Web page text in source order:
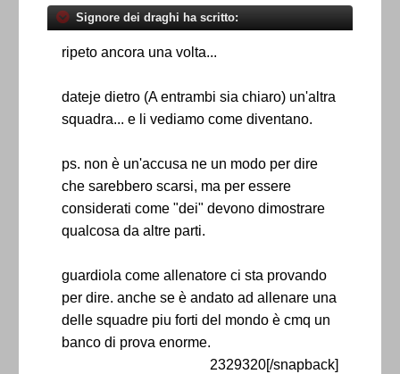
Signore dei draghi ha scritto:
ripeto ancora una volta...
dateje dietro (A entrambi sia chiaro) un'altra
squadra... e li vediamo come diventano.
ps. non è un'accusa ne un modo per dire
che sarebbero scarsi, ma per essere
considerati come "dei" devono dimostrare
qualcosa da altre parti.
guardiola come allenatore ci sta provando
per dire. anche se è andato ad allenare una
delle squadre piu forti del mondo è cmq un
banco di prova enorme.
2329320[/snapback]